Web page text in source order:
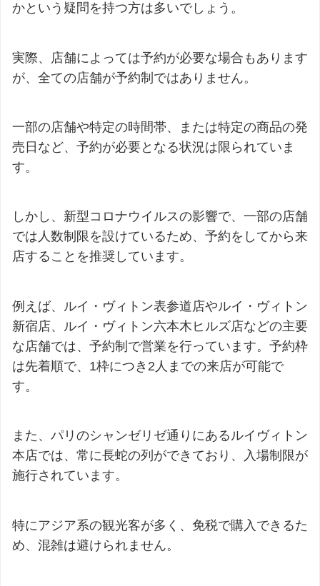
かという疑問を持つ方は多いでしょう。
実際、店舗によっては予約が必要な場合もあります
が、全ての店舗が予約制ではありません。
一部の店舗や特定の時間帯、または特定の商品の発
売日など、予約が必要となる状況は限られていま
す。
しかし、新型コロナウイルスの影響で、一部の店舗
では人数制限を設けているため、予約をしてから来
店することを推奨しています。
例えば、ルイ・ヴィトン表参道店やルイ・ヴィトン
新宿店、ルイ・ヴィトン六本木ヒルズ店などの主要
な店舗では、予約制で営業を行っています。予約枠
は先着順で、1枠につき2人までの来店が可能で
す。
また、パリのシャンゼリゼ通りにあるルイヴィトン
本店では、常に長蛇の列ができており、入場制限が
施行されています。
特にアジア系の観光客が多く、免税で購入できるた
め、混雑は避けられません。